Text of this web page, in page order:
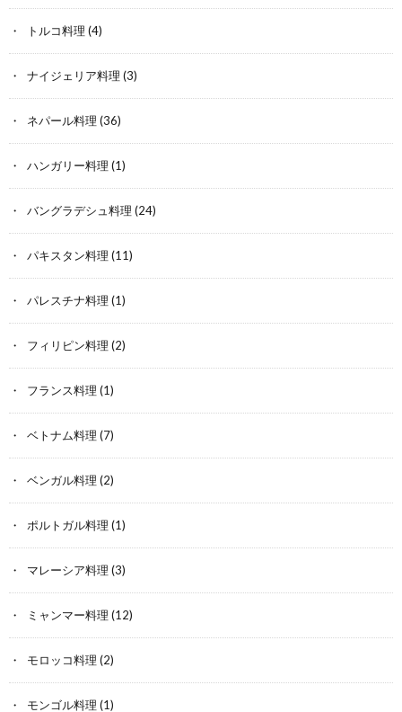
トルコ料理 (4)
ナイジェリア料理 (3)
ネパール料理 (36)
ハンガリー料理 (1)
バングラデシュ料理 (24)
パキスタン料理 (11)
パレスチナ料理 (1)
フィリピン料理 (2)
フランス料理 (1)
ベトナム料理 (7)
ベンガル料理 (2)
ポルトガル料理 (1)
マレーシア料理 (3)
ミャンマー料理 (12)
モロッコ料理 (2)
モンゴル料理 (1)